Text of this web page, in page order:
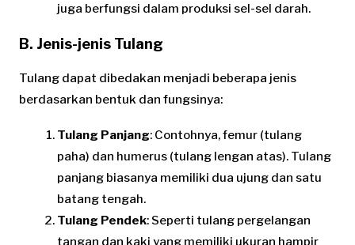
juga berfungsi dalam produksi sel-sel darah.
B. Jenis-jenis Tulang
Tulang dapat dibedakan menjadi beberapa jenis
berdasarkan bentuk dan fungsinya:
Tulang Panjang: Contohnya, femur (tulang
paha) dan humerus (tulang lengan atas). Tulang
panjang biasanya memiliki dua ujung dan satu
batang tengah.
Tulang Pendek: Seperti tulang pergelangan
tangan dan kaki yang memiliki ukuran hampir